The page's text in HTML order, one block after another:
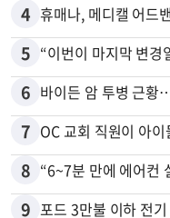
4 휴매나, 메디캘 어드
5 “이번이 마지막 변
6
7 OC 교회 직원이 아
8
9 포드 3만불 이하 전기